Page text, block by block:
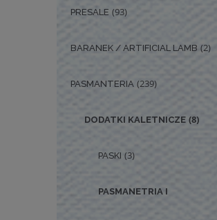
PRESALE (93)
BARANEK / ARTIFICIAL LAMB (2)
PASMANTERIA (239)
DODATKI KALETNICZE (8)
PASKI (3)
PASMANETRIA I